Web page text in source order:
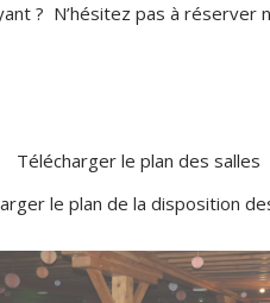
? N’hésitez pas à
Télécharger le plan des salles
le plan de la disposition